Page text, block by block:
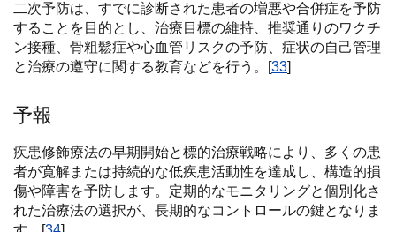
二次予防は、すでに診断された患者の増悪や合併症を予防
することを目的とし、治療目標の維持、推奨通りのワクチ
ン接種、骨粗鬆症や心血管リスクの予防、症状の自己管理
と治療の遵守に関する教育などを行う。[33]
予報
疾患修飾療法の早期開始と標的治療戦略により、多くの患
者が寛解または持続的な低疾患活動性を達成し、構造的損
傷や障害を予防します。定期的なモニタリングと個別化さ
れた治療法の選択が、長期的なコントロールの鍵となりま